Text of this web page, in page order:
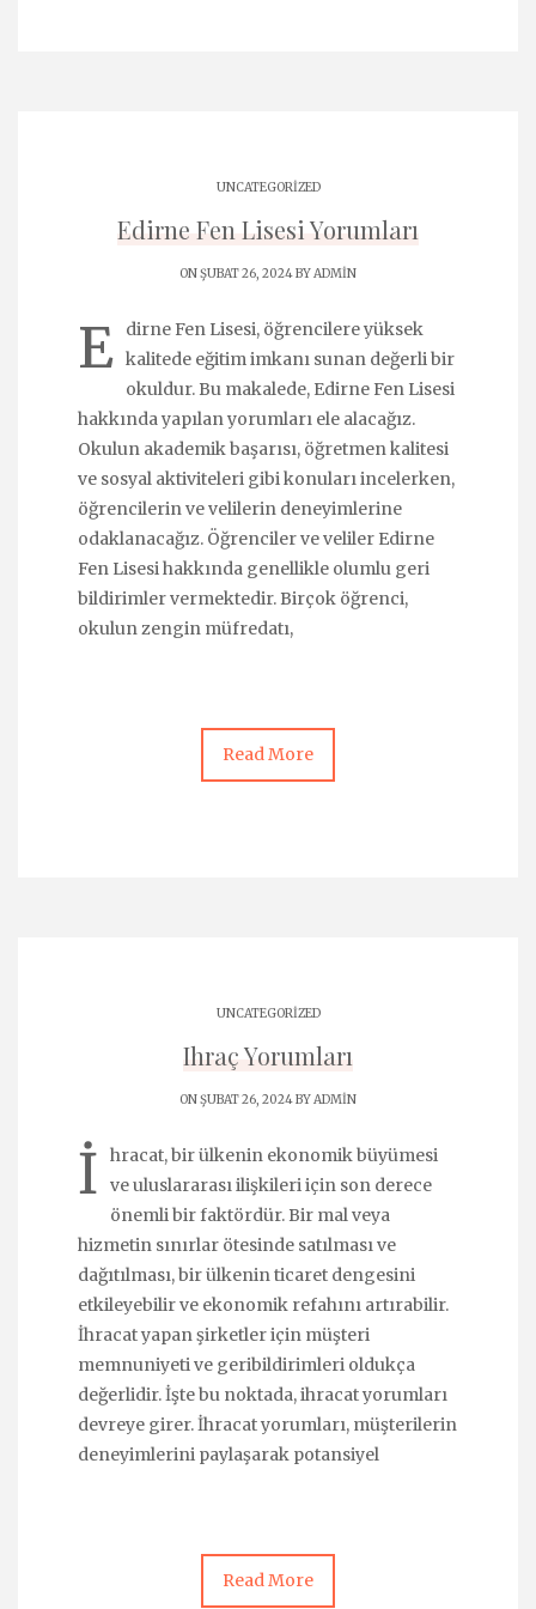
UNCATEGORIZED
Edirne Fen Lisesi Yorumları
ON ŞUBAT 26, 2024 BYADMIN
E
dirne Fen Lisesi, öğrencilere yüksek
kalitede eğitim imkanı sunan değerli bir
okuldur. Bu makalede, Edirne Fen Lisesi
hakkında yapılan yorumları ele alacağız.
Okulun akademik başarısı, öğretmen kalitesi
ve sosyal aktiviteleri gibi konuları incelerken,
öğrencilerin ve velilerin deneyimlerine
odaklanacağız. Öğrenciler ve veliler Edirne
Fen Lisesi hakkında genellikle olumlu geri
bildirimler vermektedir. Birçok öğrenci,
okulun zengin müfredatı,
Read More
UNCATEGORIZED
Ihraç Yorumları
ON ŞUBAT 26, 2024 BYADMIN
İ
hracat, bir ülkenin ekonomik büyümesi
ve uluslararası ilişkileri için son derece
önemli bir faktördür. Bir mal veya
hizmetin sınırlar ötesinde satılması ve
dağıtılması, bir ülkenin ticaret dengesini
etkileyebilir ve ekonomik refahını artırabilir.
İhracat yapan şirketler için müşteri
memnuniyeti ve geribildirimleri oldukça
değerlidir. İşte bu noktada, ihracat yorumları
devreye girer. İhracat yorumları, müşterilerin
deneyimlerini paylaşarak potansiyel
Read More